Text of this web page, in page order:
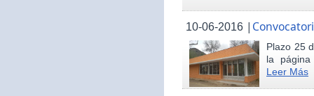
10-06-2016 |
Plazo 25
la
Leer Más